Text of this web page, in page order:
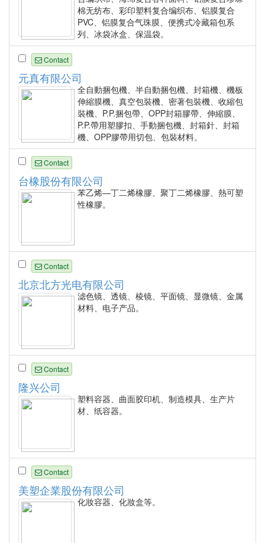
棉无纺布、彩印塑料复合编织布、铝膜复合
PVC、铝膜复合气珠膜、便携式冷藏箱包系
列、冰袋冰盒、保温袋。
Contact
元真有限公司
全自動捆包機、半自動捆包機、封箱機、機板
伸縮膜機、真空包裝機、密著包裝機、收縮包
裝機、P.P.捆包帶、OPP封箱膠帶、伸縮膜、
P.P.帶用塑膠扣、手動捆包機、封箱針、封箱
機、OPP膠帶用切包、包裝材料。
Contact
台橡股份有限公司
苯乙烯—丁二烯橡膠、聚丁二烯橡膠、熱可塑
性橡膠。
Contact
北京北方光电有限公司
滤色镜、透镜、棱镜、平面镜、显微镜、金属
材料、电子产品。
Contact
隆兴公司
塑料容器、曲面胶印机、制造模具、生产片
材、纸容器。
Contact
美塑企業股份有限公司
化妝容器、化妝盒等。